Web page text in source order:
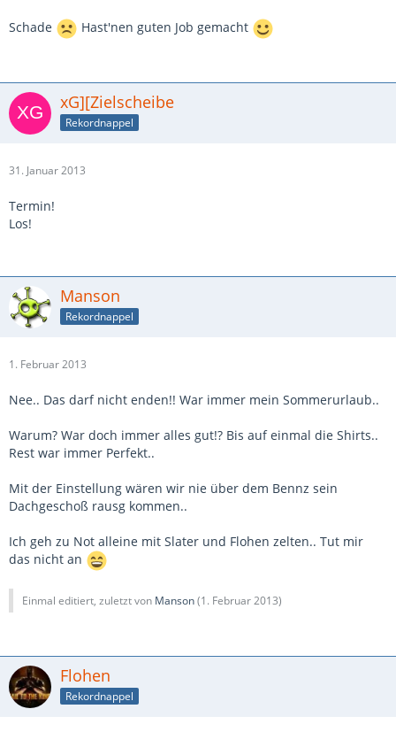
Schade Hast'nen guten Job gemacht
xG][Zielscheibe
Rekordnappel
31. Januar 2013
Termin!
Los!
Manson
Rekordnappel
1. Februar 2013
Nee.. Das darf nicht enden!! War immer mein Sommerurlaub..
Warum? War doch immer alles gut!? Bis auf einmal die Shirts..
Rest war immer Perfekt..
Mit der Einstellung wären wir nie über dem Bennz sein
Dachgeschoß rausg kommen..
Ich geh zu Not alleine mit Slater und Flohen zelten.. Tut mir
das nicht an
Einmal editiert, zuletzt von Manson(1. Februar 2013)
Flohen
Rekordnappel